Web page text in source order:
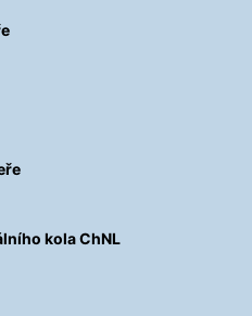
kola ChNL